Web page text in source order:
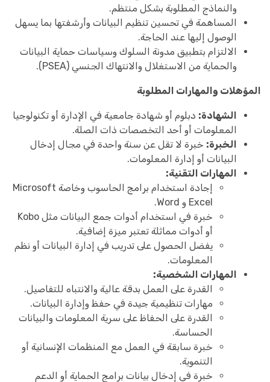
والنماذج المطلوبة بشكل منتظم.
المساهمة في تحسين تنظيم البيانات وأرشفتها بما يسهل
الوصول إليها عند الحاجة.
الالتزام بتطبيق مدونة السلوك وسياسات حماية البيانات
والحماية من الاستغلال والانتهاك الجنسي (PSEA).
المؤهلات والمهارات المطلوبة
الشهادة: دبلوم أو شهادة جامعية في الإدارة أو تكنولوجيا
المعلومات أو أحد التخصصات ذات الصلة.
الخبرة: خبرة لا تقل عن سنة واحدة في مجال إدخال
البيانات أو إدارة المعلومات.
المهارات التقنية:
إجادة استخدام برامج الحاسوب وخاصة Microsoft
Excel و Word.
خبرة في استخدام أدوات جمع البيانات مثل Kobo
أو أدوات مماثلة تعتبر ميزة إضافية.
يفضل الحصول على تدريب في إدارة البيانات أو نظم
المعلومات.
المهارات الشخصية:
القدرة على العمل بدقة عالية والانتباه للتفاصيل.
مهارات تنظيمية جيدة في حفظ وإدارة البيانات.
القدرة على الحفاظ على سرية المعلومات والبيانات
الحساسة.
خبرة سابقة في العمل مع المنظمات الإنسانية أو
التنموية.
خبرة في إدخال بيانات برامج الحماية أو الدعم